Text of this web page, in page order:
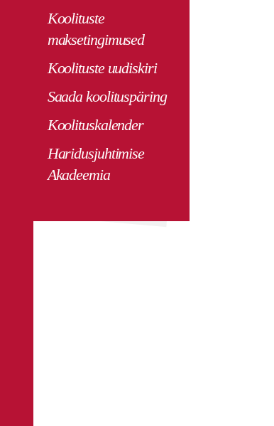
Koolituste
maksetingimused
Koolituste uudiskiri
Saada koolituspäring
Koolituskalender
Haridusjuhtimise
Akadeemia